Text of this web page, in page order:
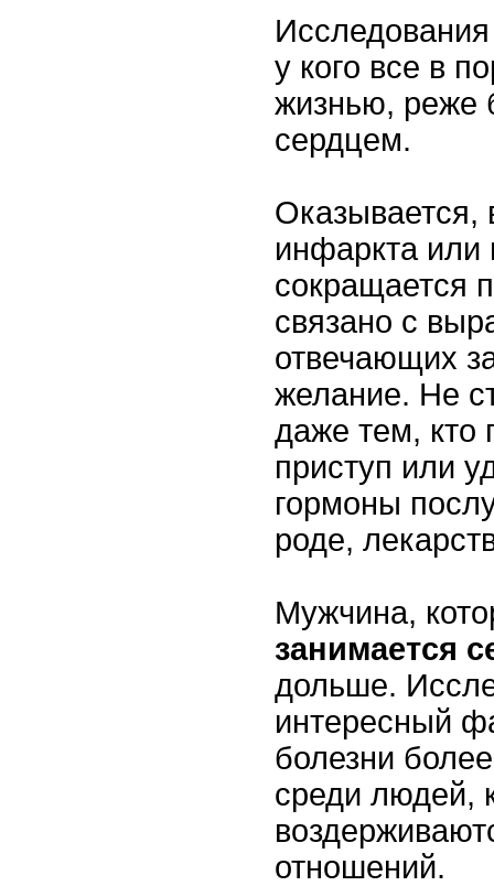
Исследования
у кого все в
жизнью, реже
сердцем.
Оказывается,
инфаркта или
сокращается
связано с
отвечающих
желание. Не
даже тем, кто
приступ или
гормоны
роде,
Мужчина,
занимается
дольше.
интересный
болезни
среди людей,
отношений.